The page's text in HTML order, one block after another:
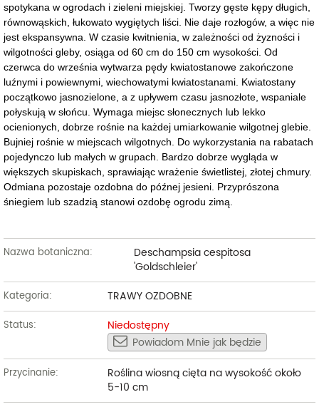
spotykana w ogrodach i zieleni miejskiej. Tworzy gęste kępy długich,
równowąskich, łukowato wygiętych liści. Nie daje rozłogów, a więc nie
jest ekspansywna. W czasie kwitnienia, w zależności od żyzności i
wilgotności gleby, osiąga od 60 cm do 150 cm wysokości. Od
czerwca do września wytwarza pędy kwiatostanowe zakończone
luźnymi i powiewnymi, wiechowatymi kwiatostanami. Kwiatostany
początkowo jasnozielone, a z upływem czasu jasnozłote, wspaniale
połyskują w słońcu. Wymaga miejsc słonecznych lub lekko
ocienionych, dobrze rośnie na każdej umiarkowanie wilgotnej glebie.
Bujniej rośnie w miejscach wilgotnych. Do wykorzystania na rabatach
pojedynczo lub małych w grupach. Bardzo dobrze wygląda w
większych skupiskach, sprawiając wrażenie świetlistej, złotej chmury.
Odmiana pozostaje ozdobna do późnej jesieni. Przyprószona
śniegiem lub szadzią stanowi ozdobę ogrodu zimą.
Nazwa botaniczna:
Deschampsia cespitosa
'Goldschleier'
Kategoria: TRAWY OZDOBNE
Status:
Niedostępny
Powiadom Mnie jak będzie
Przycinanie:
Roślina wiosną cięta na wysokość około
5-10 cm